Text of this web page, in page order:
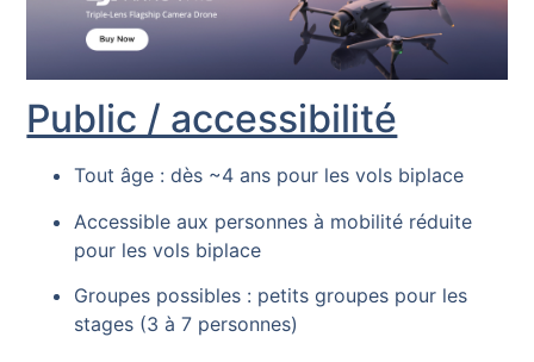
Public / accessibilité
Tout âge : dès ~4 ans pour les vols biplace
Accessible aux personnes à mobilité réduite
pour les vols biplace
Groupes possibles : petits groupes pour les
stages (3 à 7 personnes)